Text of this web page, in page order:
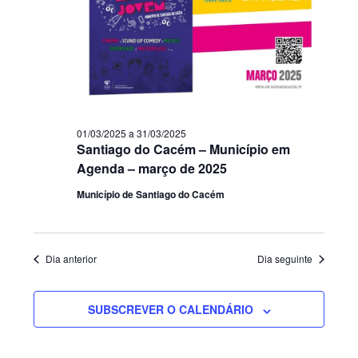
Santiago do Cacém – Município em
Agenda – março de 2025
01/03/2025 a 31/03/2025
Município de Santiago do Cacém
Dia anterior Dia seguinte
SUBSCREVER O CALENDÁRIO